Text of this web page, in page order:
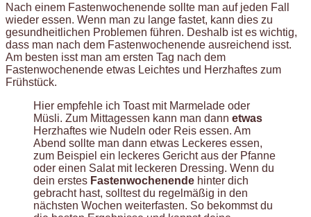
Nach einem Fastenwochenende sollte man auf jeden Fall
wieder essen. Wenn man zu lange fastet, kann dies zu
gesundheitlichen Problemen führen. Deshalb ist es wichtig,
dass man nach dem Fastenwochenende ausreichend isst.
Am besten isst man am ersten Tag nach dem
Fastenwochenende etwas Leichtes und Herzhaftes zum
Frühstück.
Hier empfehle ich Toast mit Marmelade oder
Müsli. Zum Mittagessen kann man dann etwas
Herzhaftes wie Nudeln oder Reis essen. Am
Abend sollte man dann etwas Leckeres essen,
zum Beispiel ein leckeres Gericht aus der Pfanne
oder einen Salat mit leckeren Dressing. Wenn du
dein erstes Fastenwochenende hinter dich
gebracht hast, solltest du regelmäßig in den
nächsten Wochen weiterfasten. So bekommst du